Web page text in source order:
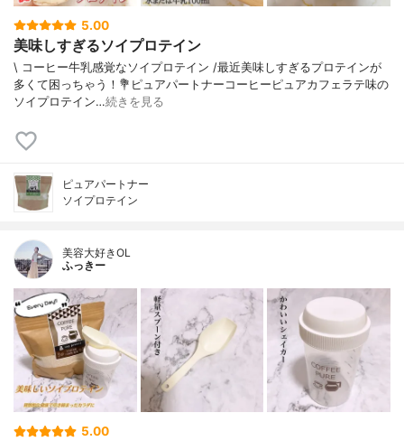
5.00
美味しすぎるソイプロテイン
\ コーヒー牛乳感覚なソイプロテイン /⁡最近美味しすぎるプロテインが
多くて困っちゃう！⁡⁡⁡💐ピュアパートナーコーヒーピュア⁡⁡カフェラテ味の
ソイプロテイン⁡…続きを見る
ピュアパートナー
ソイプロテイン
美容大好きOL
ふっきー
5.00